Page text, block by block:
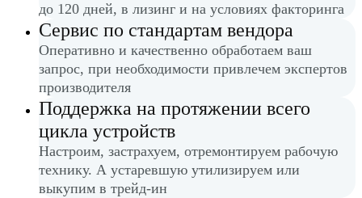
до 120 дней, в лизинг и на условиях факторинга
Сервис по стандартам вендора
Оперативно и качественно обработаем ваш
запрос, при необходимости привлечем экспертов
производителя
Поддержка на протяжении всего
цикла устройств
Настроим, застрахуем, отремонтируем рабочую
технику. А устаревшую утилизируем или
выкупим в трейд-ин